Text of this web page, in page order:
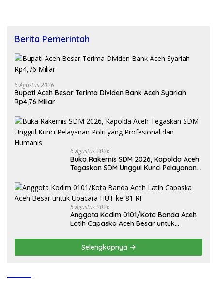
Berita Pemerintah
6 Agustus 2026
Bupati Aceh Besar Terima Dividen Bank Aceh Syariah
Rp4,76 Miliar
6 Agustus 2026
Buka Rakernis SDM 2026, Kapolda Aceh
Tegaskan SDM Unggul Kunci Pelayanan
5 Agustus 2026
Anggota Kodim 0101/Kota Banda Aceh
Latih Capaska Aceh Besar untuk
Selengkapnya